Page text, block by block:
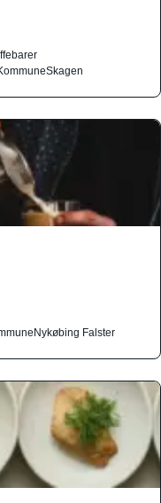
Skagen
Nykøbing Falster